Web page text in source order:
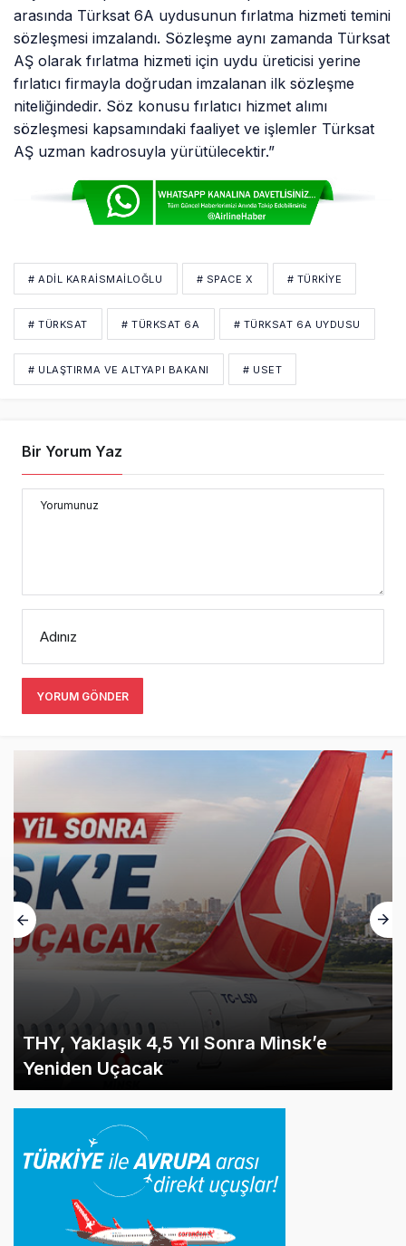
arasında Türksat 6A uydusunun fırlatma hizmeti temini
sözleşmesi imzalandı. Sözleşme aynı zamanda Türksat
AŞ olarak fırlatma hizmeti için uydu üreticisi yerine
fırlatıcı firmayla doğrudan imzalanan ilk sözleşme
niteliğindedir. Söz konusu fırlatıcı hizmet alımı
sözleşmesi kapsamındaki faaliyet ve işlemler Türksat
AŞ uzman kadrosuyla yürütülecektir.”
# ADIL KARAISMAILOĞLU # SPACE X # TÜRKIYE
# TÜRKSAT # TÜRKSAT 6A # TÜRKSAT 6A UYDUSU
# ULAŞTIRMA VE ALTYAPI BAKANI # USET
Bir Yorum Yaz
Yorumunuz
Adınız
YORUM GÖNDER
THY, Yaklaşık 4,5 Yıl Sonra Minsk’e
Yeniden Uçacak